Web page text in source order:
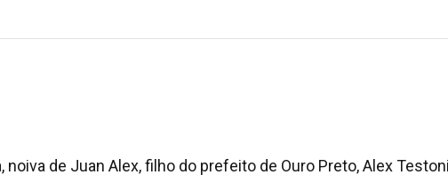
noiva de Juan Alex, filho do prefeito de Ouro Preto, Alex